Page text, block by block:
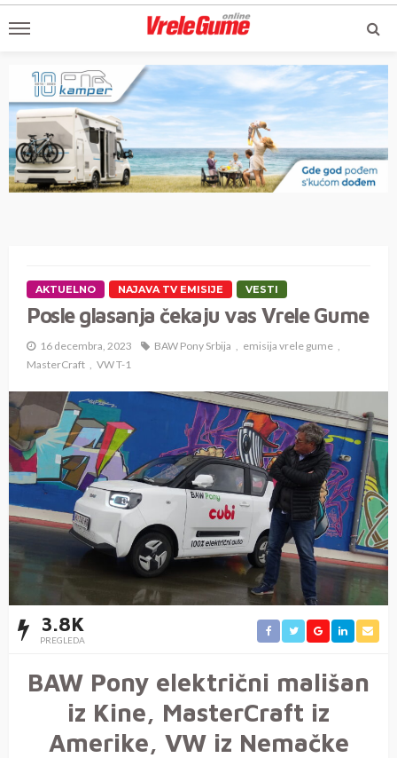
AKTUELNO NAJAVA TV EMISIJE VESTI
Posle glasanja čekaju vas Vrele Gume
16 decembra, 2023 BAW Pony Srbija
emisija vrele gume
MasterCraft
VW T-1
3.8K
PREGLEDA
BAW Pony električni mališan
iz Kine, MasterCraft iz
Amerike, VW iz Nemačke